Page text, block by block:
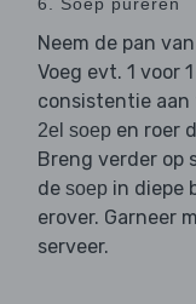
6. Soep pureren
Neem de pan
Voeg evt. 1 voor
consistentie aan
2el soep en roer
Breng verder op
de soep in diepe
erover. Garneer
serveer.